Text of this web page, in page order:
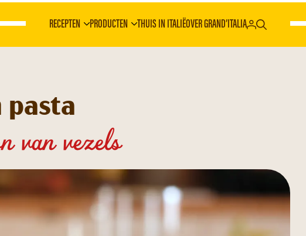
RECEPTEN PRODUCTEN THUIS IN ITALIËOVER GRAND’ITALIA
van vezels